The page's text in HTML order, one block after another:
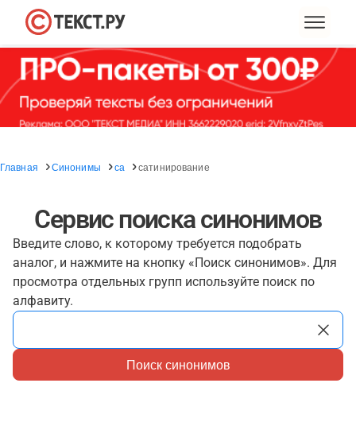
Главная Синонимы са сатинирование
Сервис поиска синонимов
Введите слово, к которому требуется подобрать
аналог, и нажмите на кнопку «Поиск синонимов». Для
просмотра отдельных групп используйте поиск по
алфавиту.
Поиск синонимов